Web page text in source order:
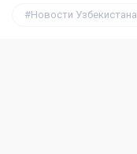
Новости Узбекистана